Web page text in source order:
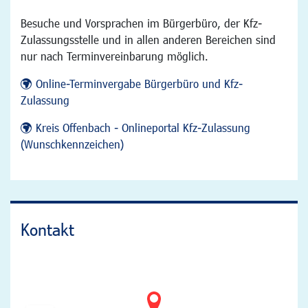
Besuche und Vorsprachen im Bürgerbüro, der Kfz-
Zulassungsstelle und in allen anderen Bereichen sind
nur nach Terminvereinbarung möglich.
Online-Terminvergabe Bürgerbüro und Kfz-
Zulassung
Kreis Offenbach - Onlineportal Kfz-Zulassung
(Wunschkennzeichen)
Kontakt